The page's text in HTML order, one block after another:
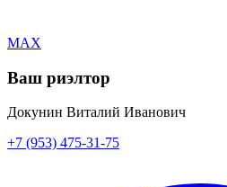
MAX
Ваш риэлтор
Докунин Виталий Иванович
+7 (953) 475-31-75